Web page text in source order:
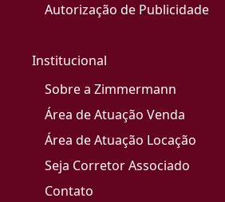
Autorização de Publicidade
Institucional
Sobre a Zimmermann
Área de Atuação Venda
Área de Atuação Locação
Seja Corretor Associado
Contato